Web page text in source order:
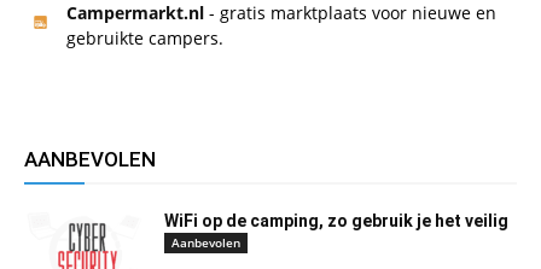
Campermarkt.nl - gratis marktplaats voor nieuwe en
gebruikte campers.
AANBEVOLEN
WiFi op de camping, zo gebruik je het veilig
Aanbevolen